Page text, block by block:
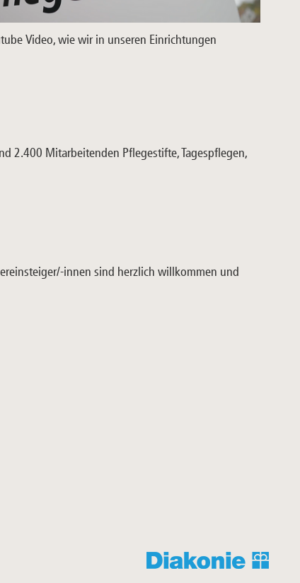
Video, wie wir in unseren Einrichtungen
2.400 Mitarbeitenden Pflegestifte, Tagespflegen,
innen sind herzlich willkommen und